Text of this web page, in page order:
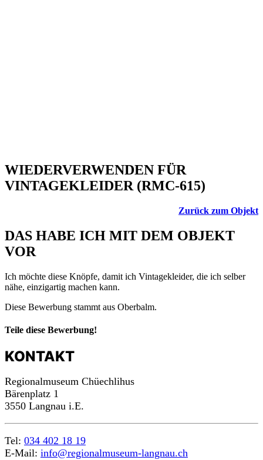
WIEDERVERWENDEN FÜR
VINTAGEKLEIDER (RMC-615)
Zurück zum Objekt
DAS HABE ICH MIT DEM OBJEKT
VOR
Ich möchte diese Knöpfe, damit ich Vintagekleider, die ich selber
nähe, einzigartig machen kann.
Diese Bewerbung stammt aus Oberbalm.
Teile diese Bewerbung!
KONTAKT
Regionalmuseum Chüechlihus
Bärenplatz 1
3550 Langnau i.E.
Tel: 034 402 18 19
E-Mail: info@regionalmuseum-langnau.ch